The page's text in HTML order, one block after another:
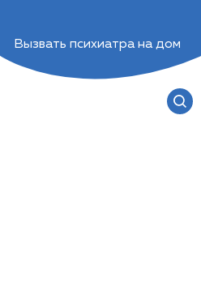
Вызвать психиатра на дом